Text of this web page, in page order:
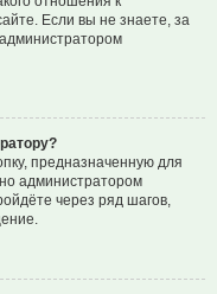
Если вы не знаете, за
предназначенную для
администратором
через ряд шагов,